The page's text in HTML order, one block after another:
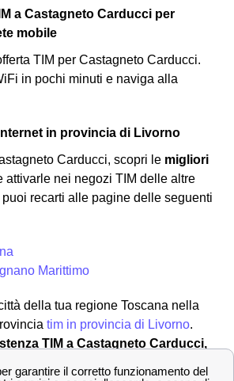
a Castagneto Carducci per
mobile
TIM per Castagneto Carducci.
in pochi minuti e naviga alla
in provincia di Livorno
Carducci, scopri le migliori
attivarle nei negozi TIM delle altre
recarti alle pagine delle seguenti
Marittimo
della tua regione Toscana nella
tim in provincia di Livorno.
TIM a Castagneto Carducci,